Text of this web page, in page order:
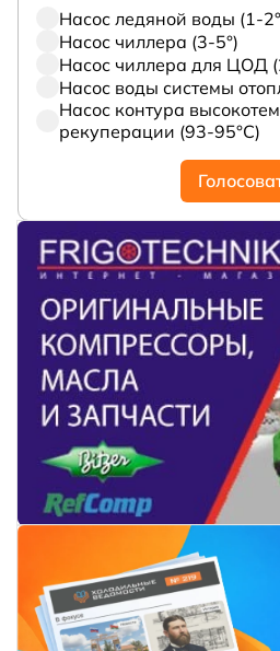
Насос ледяной воды (1-
Насос чиллера (3-5°)
Насос чиллера для ЦОД
Насос воды системы
Насос контура
рекуперации (93-95°С)